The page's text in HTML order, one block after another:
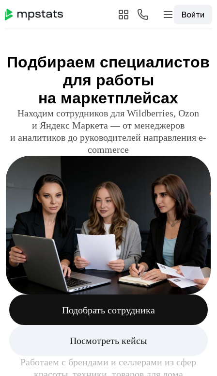
Войти
для работы
на маркетплейсах
Находим сотрудников для Wildberries, Ozon
и Яндекс Маркета — от менеджеров
и аналитиков до руководителей направления e-
commerce
Подобрать сотрудника
Посмотреть кейсы
Работаем с брендами и селлерами из сфер
и повседневного спроса